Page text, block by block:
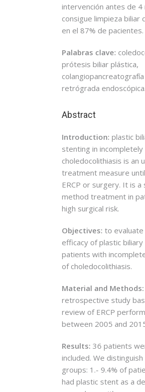
intervención antes de 4
consigue limpieza biliar
en el 87% de pacientes.
Palabras clave:
prótesis biliar plástica,
colangiopancreatografía
retrógrada endoscópica.
Abstract
Introduction: plastic
stenting in
choledocolithiasis is an
treatment measure
ERCP or surgery. It is a
method treatment in
high surgical risk.
Objectives: to
efficacy of plastic
patients with
of choledocolithiasis.
Material and Methods:
retrospective study
review of ERCP
between 2005 and
Results: 36 patients
included. We
groups: 1.- 9.4% of
had plastic stent as a